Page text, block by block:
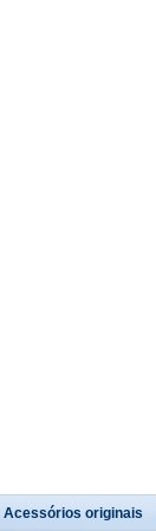
Acessórios originais